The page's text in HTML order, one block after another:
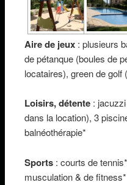
Aire de jeux : plusieurs
de pétanque (boules de
locataires), green de golf
Loisirs, détente :
dans la location), 3
balnéothérapie*
Sports : courts de
musculation & de fitness*